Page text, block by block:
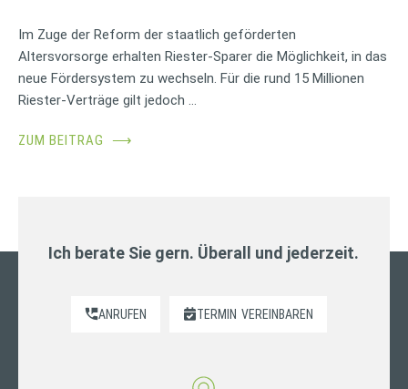
Im Zuge der Reform der staatlich geförderten
Altersvorsorge erhalten Riester-Sparer die Möglichkeit, in das
neue Fördersystem zu wechseln. Für die rund 15 Millionen
Riester-Verträge gilt jedoch …
ZUM BEITRAG ⟶
Ich berate Sie gern. Überall und jederzeit.
ANRUFEN TERMIN VEREINBAREN